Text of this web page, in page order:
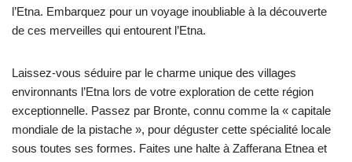
l’Etna. Embarquez pour un voyage inoubliable à la découverte
de ces merveilles qui entourent l’Etna.
Laissez-vous séduire par le charme unique des villages
environnants l’Etna lors de votre exploration de cette région
exceptionnelle. Passez par Bronte, connu comme la « capitale
mondiale de la pistache », pour déguster cette spécialité locale
sous toutes ses formes. Faites une halte à Zafferana Etnea et